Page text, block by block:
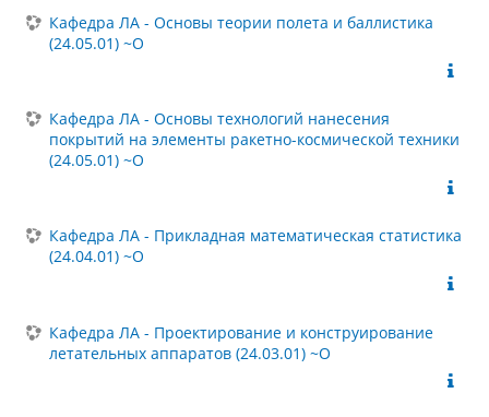
Кафедра ЛА - Основы теории полета и баллистика
(24.05.01) ~О
Кафедра ЛА - Основы технологий нанесения
покрытий на элементы ракетно-космической техники
(24.05.01) ~О
Кафедра ЛА - Прикладная математическая статистика
(24.04.01) ~О
Кафедра ЛА - Проектирование и конструирование
летательных аппаратов (24.03.01) ~О